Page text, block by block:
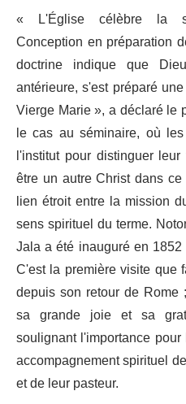
« L'Église célèbre la
Conception en préparation
doctrine indique que
antérieure, s'est préparé
Vierge Marie », a déclaré le
le cas au séminaire, où
l'institut pour distinguer
être un autre Christ dans
lien étroit entre la mission
sens spirituel du terme.
Jala a été inauguré en
C'est la première visite
depuis son retour de
sa grande joie et sa
soulignant l'importance
accompagnement spirituel
et de leur pasteur.